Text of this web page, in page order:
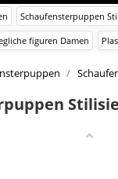
Schaufensterpuppen
figuren Damen